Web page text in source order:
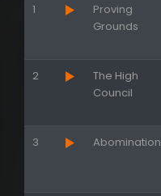
1
Proving
Grounds
2
The High
Council
3 Abomination